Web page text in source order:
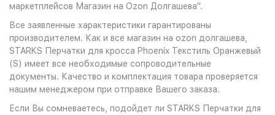
маркетплейсов Магазин на Ozon Долгашева".
Все заявленные характеристики гарантированы
производителем. Как и все магазин на ozon долгашева,
STARKS Перчатки для кросса Phoenix Текстиль Оранжевый
(S) имеет все необходимые сопроводительные
документы. Качество и комплектация товара проверяется
нашим менеджером при отправке Вашего заказа.
Если Вы сомневаетесь, подойдет ли STARKS Перчатки для